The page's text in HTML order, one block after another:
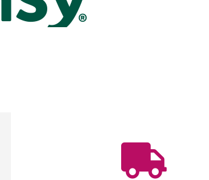
